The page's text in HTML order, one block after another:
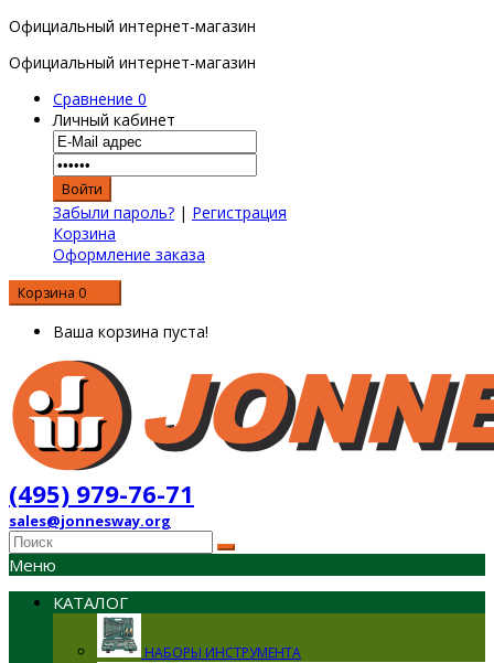
Официальный интернет-магазин
Официальный интернет-магазин
Сравнение 0
Личный кабинет
Забыли пароль? | Регистрация
Корзина
Оформление заказа
Корзина 0
Ваша корзина пуста!
(495) 979-76-71
sales@jonnesway.org
Меню
КАТАЛОГ
НАБОРЫ ИНСТРУМЕНТА